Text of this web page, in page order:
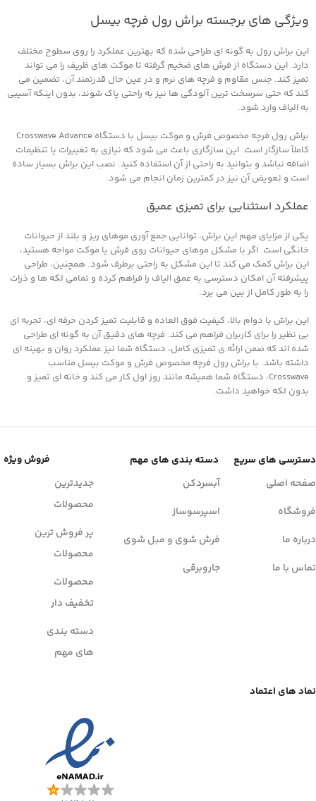
ویژگی‌ های برجسته براش رول فرچه بیسل
این براش رول به گونه‌ ای طراحی شده که بهترین عملکرد را روی سطوح مختلف
دارد. این دستگاه از فرش‌ های ضخیم گرفته تا موکت‌ های ظریف را می تواند
تمیز کند. جنس مقاوم و فرچه‌ های نرم و در عین حال قدرتمند آن، تضمین می‌
کند که حتی سرسخت‌ ترین آلودگی‌ ها نیز به راحتی پاک شوند، بدون اینکه آسیبی
به الیاف وارد شود.
براش رول فرچه مخصوص فرش و موکت بیسل با دستگاه Crosswave Advance
کاملاً سازگار است. این سازگاری باعث می‌ شود که نیازی به تغییرات یا تنظیمات
اضافه نباشد و بتوانید به راحتی از آن استفاده کنید. نصب این براش بسیار ساده
است و تعویض آن نیز در کمترین زمان انجام می‌ شود.
عملکرد استثنایی برای تمیزی عمیق
یکی از مزایای مهم این براش، توانایی جمع‌ آوری موهای ریز و بلند از حیوانات
خانگی است. اگر با مشکل موهای حیوانات روی فرش یا موکت مواجه هستید،
این براش کمک می‌ کند تا این مشکل به راحتی برطرف شود. همچنین، طراحی
پیشرفته آن امکان دسترسی به عمق الیاف را فراهم کرده و تمامی لکه‌ ها و ذرات
را به طور کامل از بین می‌ برد.
این براش با دوام بالا، کیفیت فوق‌ العاده و قابلیت تمیز کردن حرفه‌ ای، تجربه‌ ای
بی‌ نظیر را برای کاربران فراهم می‌ کند. فرچه‌ های دقیق آن به گونه‌ ای طراحی
شده‌ اند که ضمن ارائه‌ ی تمیزی کامل، دستگاه شما نیز عملکرد روان و بهینه‌ ای
داشته باشد. با براش رول فرچه مخصوص فرش و موکت بیسل مناسب
Crosswave، دستگاه شما همیشه مانند روز اول کار می‌ کند و خانه‌ ای تمیز و
بدون لکه خواهید داشت.
دسترسی های سریع دسته بندی های مهم
فروش ویژه
صفحه اصلی
فروشگاه
درباره ما
تماس با ما
آبسردکن
اسپرسوساز
فرش شوی و مبل شوی
جاروبرقی
جدیدترین
محصولات
پر فروش ترین
محصولات
محصولات
تخفیف دار
دسته بندی
های مهم
نماد های اعتماد